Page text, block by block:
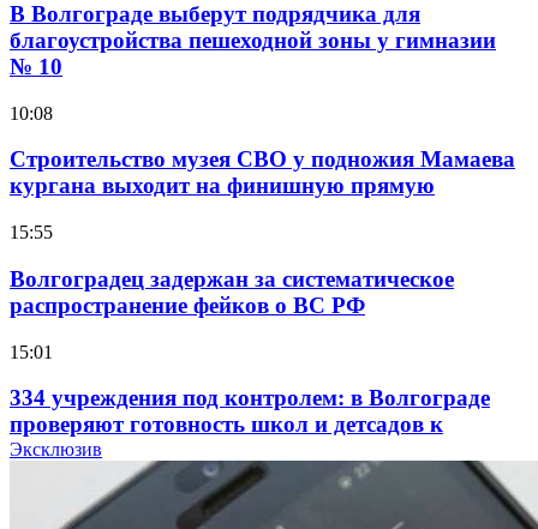
В Волгограде выберут подрядчика для
благоустройства пешеходной зоны у гимназии
№ 10
10:08
Строительство музея СВО у подножия Мамаева
кургана выходит на финишную прямую
15:55
Волгоградец задержан за систематическое
распространение фейков о ВС РФ
15:01
334 учреждения под контролем: в Волгограде
проверяют готовность школ и детсадов к
учебному году
Эксклюзив